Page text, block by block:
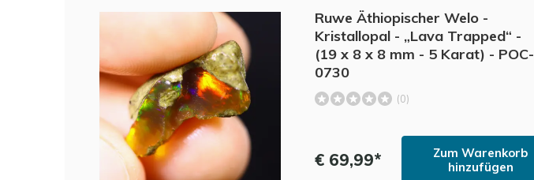
Ruwe Äthiopischer Welo -
Kristallopal - „Lava Trapped“ -
(19 x 8 x 8 mm - 5 Karat) - POC-
0730
(0)
€ 69,99*
Zum Warenkorb
hinzufügen